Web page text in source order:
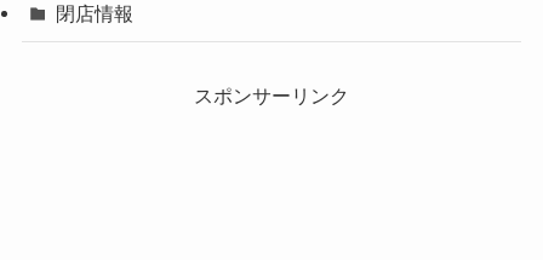
閉店情報
スポンサーリンク